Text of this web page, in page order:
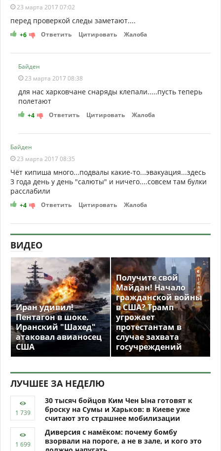
23 марта 2017 07:02
перед проверкой следы заметают....
+6 Ответить Цитировать Жалоба
Байден
23 марта 2017 08:38
для нас харковчане снаряды клепали.....пусть теперь
полетают
+4 Ответить Цитировать Жалоба
Байден
23 марта 2017 08:35
Чёт кипиша много...подвалы какие-то...эвакуация...здесь
3 года день у день "салюты" и ничего....совсем там булки
расслабили
+4 Ответить Цитировать Жалоба
ВИДЕО
Иран удивил!
Пентагон в шоке.
Иранский "Шахед"
атаковал авианосец
США
Получите свой
Майдан! Начало
гражданской войны
в США? Трамп
угрожает
протестантам в
случае захвата
госучреждений
ЛУЧШЕЕ ЗА НЕДЕЛЮ
30 тысяч бойцов Ким Чен Ына готовят к
броску на Сумы и Харьков: в Киеве уже
считают это страшнее мобилизации
Диверсия с намёком: почему бомбу
взорвали на пороге, а не в зале, и кого это